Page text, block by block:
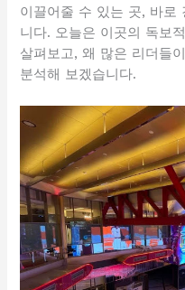
이끌어줄 수 있는 곳, 바로
니다. 오늘은 이곳의 독보
살펴보고, 왜 많은 리더들
분석해 보겠습니다.